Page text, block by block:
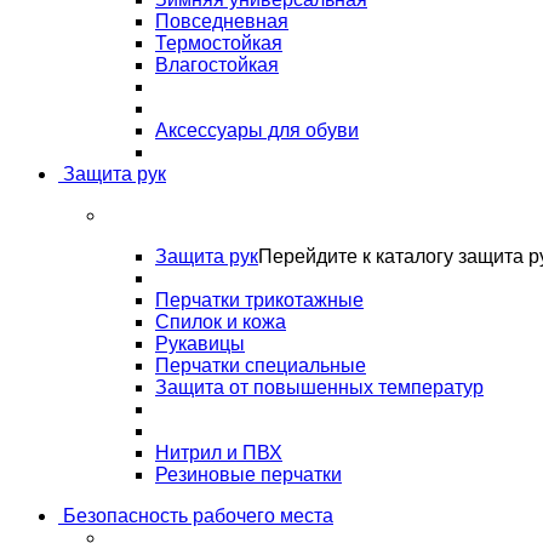
Повседневная
Термостойкая
Влагостойкая
Аксессуары для обуви
Защита рук
Защита рукПерейдите к каталогу защита
Перчатки трикотажные
Спилок и кожа
Рукавицы
Перчатки специальные
Защита от повышенных температур
Нитрил и ПВХ
Резиновые перчатки
Безопасность рабочего места